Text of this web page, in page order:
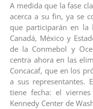
A medida que la fase
acerca a su fin, ya se
que participarán en la
Canadá, México y
de la Conmebol y
centra ahora en las
Concacaf, que en los
a sus representantes.
tiene fecha: el
Kennedy Center de